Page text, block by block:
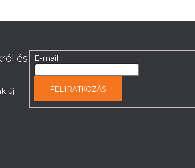
és
új
E-mail
FELIRATKOZÁS